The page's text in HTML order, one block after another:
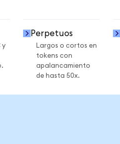
y
Perpetuos
Largos o cortos en
tokens con
apalancamiento
de hasta 50x.